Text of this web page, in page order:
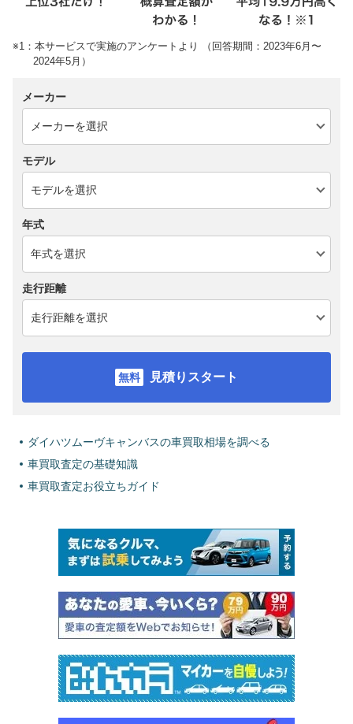
※1：本サービスで実施のアンケートより （回答期間：2023年6月〜
2024年5月）
メーカー
モデル
年式
走行距離
見積りスタート
ダイハツムーヴキャンバスの車買取相場を調べる
車買取査定の基礎知識
車買取査定お役立ちガイド